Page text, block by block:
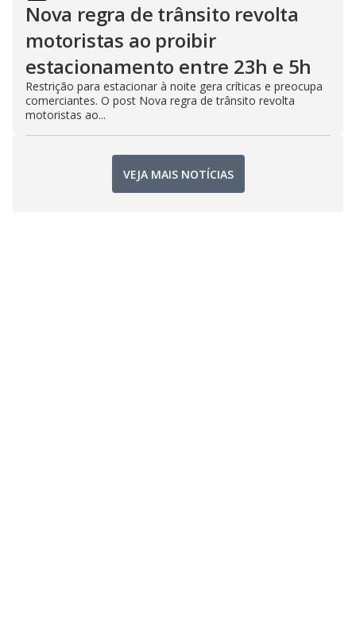
Nova regra de trânsito revolta
motoristas ao proibir
estacionamento entre 23h e 5h
Restrição para estacionar à noite gera críticas e preocupa
comerciantes. O post Nova regra de trânsito revolta
motoristas ao...
VEJA MAIS NOTÍCIAS